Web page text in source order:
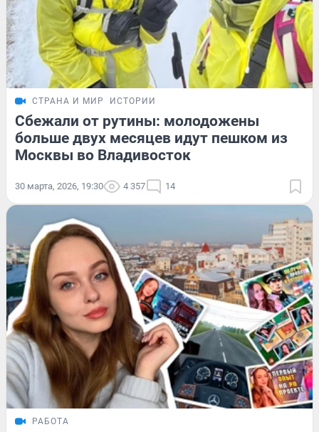
СТРАНА И МИР ИСТОРИИ
Сбежали от рутины: молодожены
больше двух месяцев идут пешком из
Москвы во Владивосток
30 марта, 2026, 19:30 4 357 14
РАБОТА